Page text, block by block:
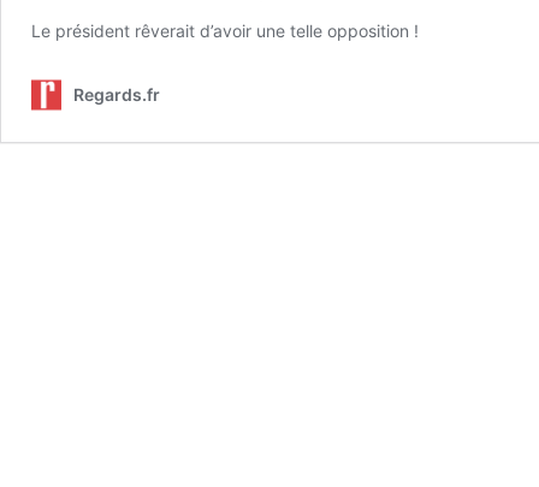
Le président rêverait d’avoir une telle opposition !
Regards.fr